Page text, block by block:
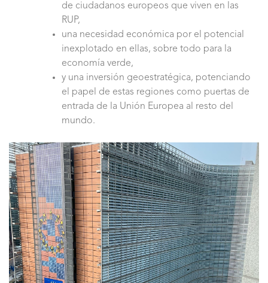
de ciudadanos europeos que viven en las
RUP,
una necesidad económica por el potencial
inexplotado en ellas, sobre todo para la
economía verde,
y una inversión geoestratégica, potenciando
el papel de estas regiones como puertas de
entrada de la Unión Europea al resto del
mundo.